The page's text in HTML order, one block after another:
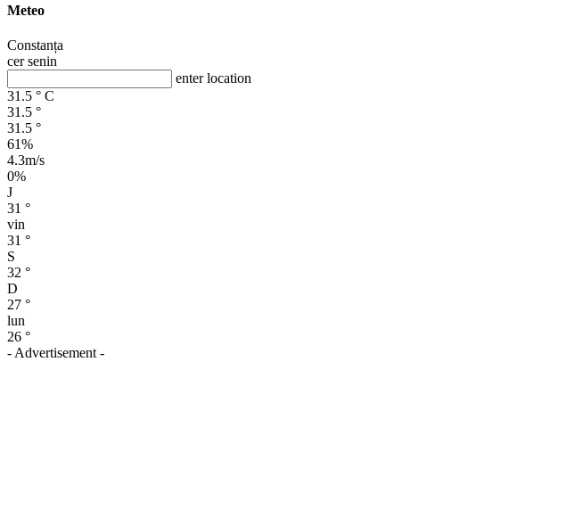
Meteo
Constanța
cer senin
enter location
31.5 ° C
31.5 °
31.5 °
61%
4.3m/s
0%
J
31 °
vin
31 °
S
32 °
D
27 °
lun
26 °
- Advertisement -